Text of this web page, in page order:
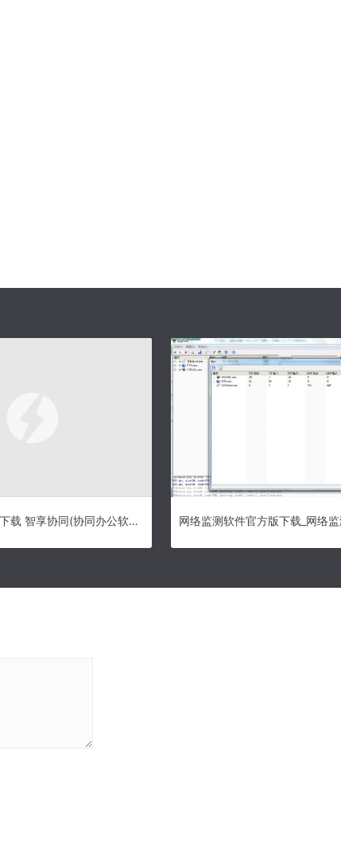
智享协同mac版下载 智享协同(协同办公软件)for mac V1.1.1 苹果电脑版